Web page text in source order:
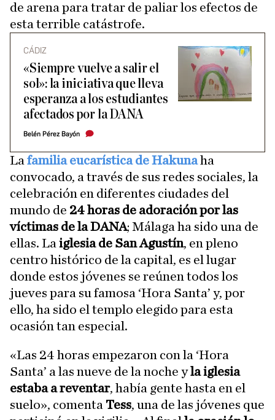
de arena para tratar de paliar los efectos de
esta terrible catástrofe.
CÁDIZ
«Siempre vuelve a salir el
sol»: la iniciativa que lleva
esperanza a los estudiantes
afectados por la DANA
Belén Pérez Bayón
La familia eucarística de Hakunaha
convocado, a través de sus redes sociales, la
celebración en diferentes ciudades del
mundo de 24 horas de adoración por las
víctimas de la DANA; Málaga ha sido una de
ellas. La iglesia de San Agustín, en pleno
centro histórico de la capital, es el lugar
donde estos jóvenes se reúnen todos los
jueves para su famosa ‘Hora Santa’ y, por
ello, ha sido el templo elegido para esta
ocasión tan especial.
«Las 24 horas empezaron con la ‘Hora
Santa’ a las nueve de la noche yla iglesia
estaba a reventar, había gente hasta en el
suelo», comenta Tess, una de las jóvenes que